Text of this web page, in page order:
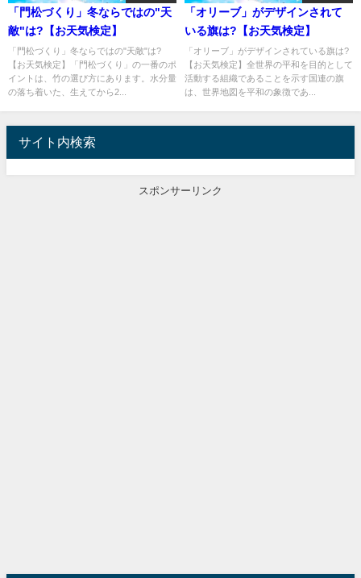
「門松づくり」冬ならではの"天
敵"は?【お天気検定】
「門松づくり」冬ならではの"天敵"は?
【お天気検定】「門松づくり」の一番のポ
イントは、竹の選び方にあります。水分量
の落ち着いた、生えてから2...
「オリーブ」がデザインされて
いる旗は?【お天気検定】
「オリーブ」がデザインされている旗は?
【お天気検定】全世界の平和を目的として
活動する組織であることを示す国連の旗
は、世界地図を平和の象徴であ...
サイト内検索
スポンサーリンク